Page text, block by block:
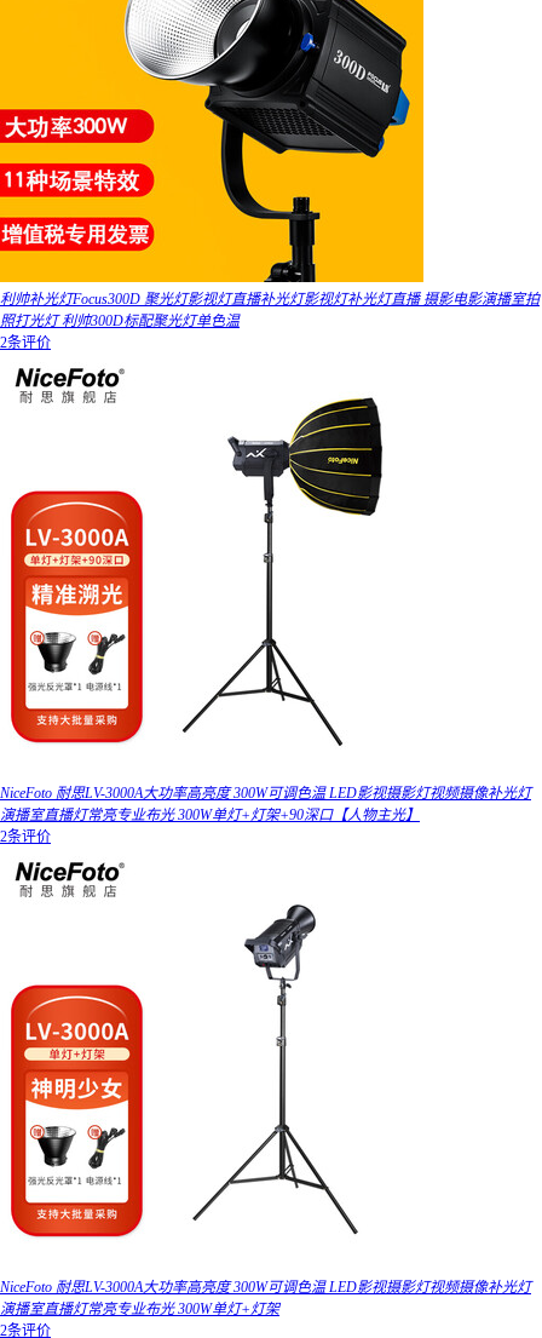
利帅补光灯Focus300D 聚光灯影视灯直播补光灯影视灯补光灯直播 摄影电影演播室拍
照打光灯 利帅300D标配聚光灯单色温
2条评价
NiceFoto 耐思LV-3000A大功率高亮度 300W可调色温 LED影视摄影灯视频摄像补光灯
演播室直播灯常亮专业布光 300W单灯+灯架+90深口【人物主光】
2条评价
NiceFoto 耐思LV-3000A大功率高亮度 300W可调色温 LED影视摄影灯视频摄像补光灯
演播室直播灯常亮专业布光 300W单灯+灯架
2条评价